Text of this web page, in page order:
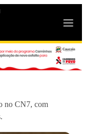
no CN7, com